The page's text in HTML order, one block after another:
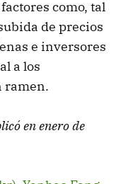
como, tal
de precios
e inversores
a los
ramen.
en enero de